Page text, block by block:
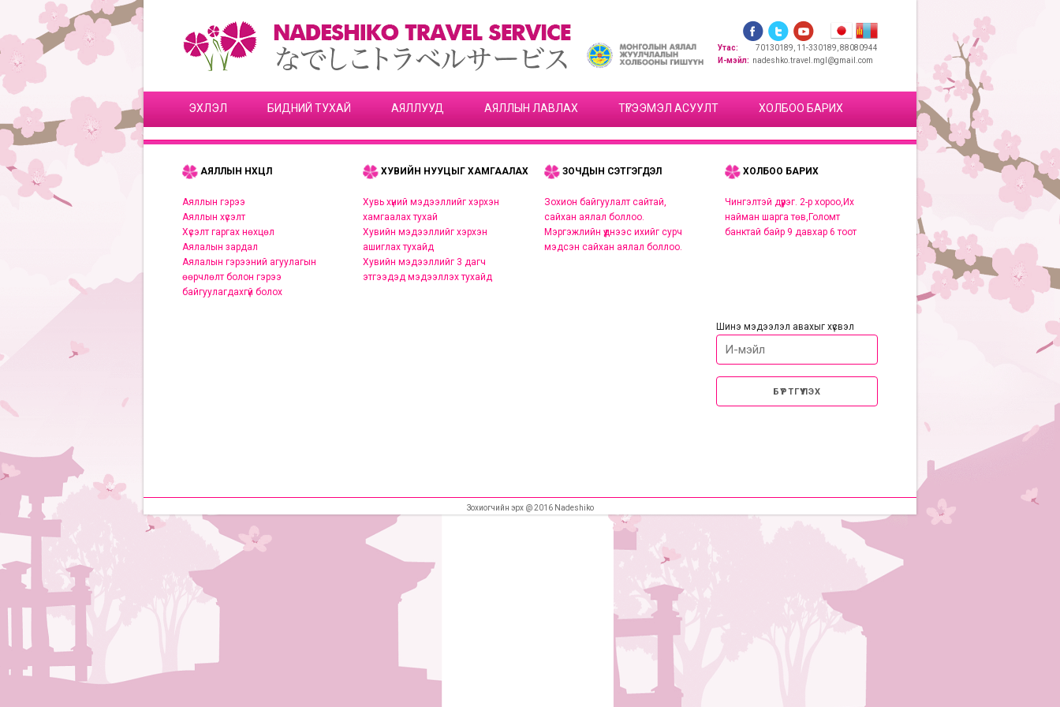
Утас:
70130189, 11-330189, 88080944
И-мэйл: nadeshko.travel.mgl@gmail.com
ЭХЛЭЛ БИДНИЙ ТУХАЙ АЯЛЛУУД АЯЛЛЫН ЛАВЛАХ ТҮГЭЭМЭЛ АСУУЛТ ХОЛБОО БАРИХ
АЯЛЛЫН НӨХЦӨЛ
Аяллын гэрээ
Аяллын хүсэлт
Хүсэлт гаргах нөхцөл
Аялалын зардал
Аялалын гэрээний агуулагын
өөрчлөлт болон гэрээ
байгуулагдахгүй болох
ХУВИЙН НУУЦЫГ ХАМГААЛАХ
Хувь хүний мэдээллийг хэрхэн
хамгаалах тухай
Хувийн мэдээллийг хэрхэн
ашиглах тухайд
Хувийн мэдээллийг 3 дагч
этгээдэд мэдээллэх тухайд
ЗОЧДЫН СЭТГЭГДЭЛ
Зохион байгуулалт сайтай,
сайхан аялал боллоо.
Мэргэжлийн үүднээс ихийг сурч
мэдсэн сайхан аялал боллоо.
ХОЛБОО БАРИХ
Чингэлтэй дүүрэг. 2-р хороо,Их
найман шарга төв,Голомт
банктай байр 9 давхар 6 тоот
Шинэ мэдээлэл авахыг хүсвэл
БҮРТГҮҮЛЭХ
Зохиогчийн эрх @ 2016 Nadeshiko